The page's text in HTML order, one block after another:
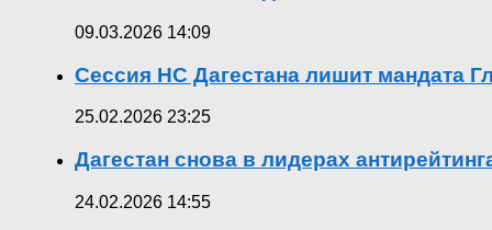
09.03.2026 14:09
Сессия НС Дагестана лишит мандата
25.02.2026 23:25
Дагестан снова в лидерах
24.02.2026 14:55